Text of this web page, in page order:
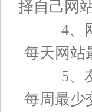
择自己网
4、网
每天网站
5、友
每周最少